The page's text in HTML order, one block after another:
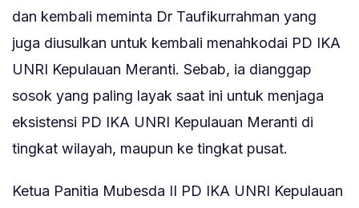
dan kembali meminta Dr Taufikurrahman yang
juga diusulkan untuk kembali menahkodai PD IKA
UNRI Kepulauan Meranti. Sebab, ia dianggap
sosok yang paling layak saat ini untuk menjaga
eksistensi PD IKA UNRI Kepulauan Meranti di
tingkat wilayah, maupun ke tingkat pusat.
Ketua Panitia Mubesda II PD IKA UNRI Kepulauan